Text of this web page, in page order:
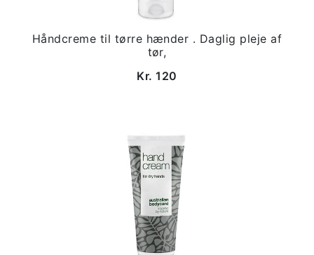
Håndcreme til tørre hænder . Daglig pleje af
tør,
Kr. 120